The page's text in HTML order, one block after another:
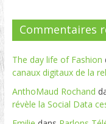
Commentaires
The day life of Fashion
canaux digitaux de la
AnthoMaud Rochand
révèle la Social Data